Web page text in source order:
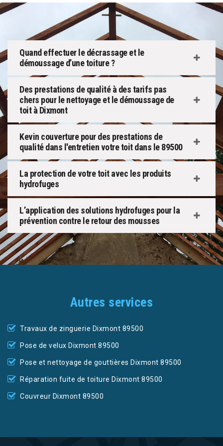
Quand effectuer le décrassage et le
démoussage d’une toiture ?
Des prestations de qualité à des tarifs pas
chers pour le nettoyage et le démoussage de
toit à Dixmont
Kevin couverture pour des prestations de
qualité dans l'entretien votre toit dans le 89500
La protection de votre toit avec les produits
hydrofuges
L’application des solutions hydrofuges pour la
prévention contre le retour des mousses
Autres services
Travaux de zinguerie Dixmont 89500
Pose de velux Dixmont 89500
Pose et nettoyage de gouttières Dixmont 89500
Réparation fuite de toiture Dixmont 89500
Couvreur Dixmont 89500